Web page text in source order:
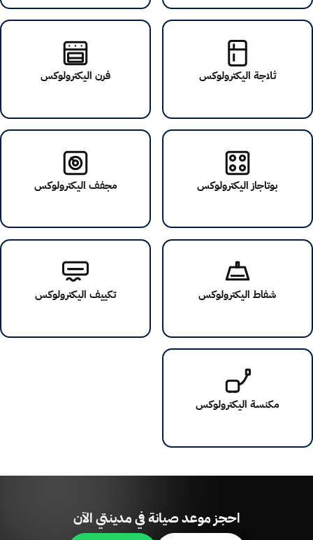
ثلاجة اليكترولوكس فرن اليكترولوكس
بوتاجاز اليكترولوكس مجفف اليكترولوكس
شفاط اليكترولوكس تكييف اليكترولوكس
مكنسة اليكترولوكس
احجز موعد صيانة في مدينتي الآن